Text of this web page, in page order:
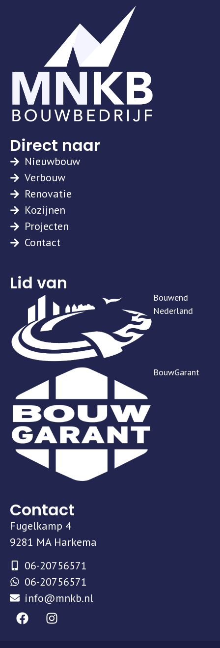
Direct naar
Nieuwbouw
Verbouw
Renovatie
Kozijnen
Projecten
Contact
Lid van
Bouwend
Nederland
BouwGarant
Contact
Fugelkamp 4
9281 MA Harkema
06-20756571
06-20756571
info@mnkb.nl